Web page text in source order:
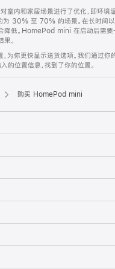
室内和家居场景进行了优化，即环境
为 30% 至 70% 的场景。在长时间
降低。HomePod mini 在启动后需要
果。
为你更快显示送货选项。我们通过你
的位置信息，找到了你的位置。
购买 HomePod mini